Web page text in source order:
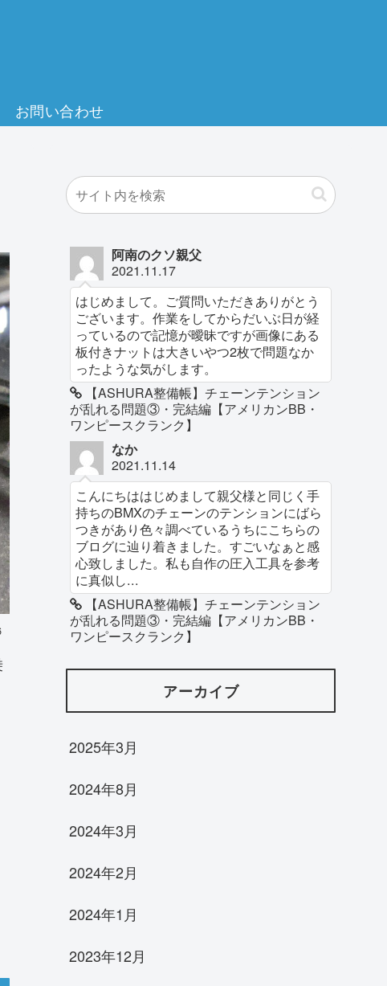
お問い合わせ
阿南のクソ親父
2021.11.17
はじめまして。ご質問いただきありがとう
ございます。作業をしてからだいぶ日が経
っているので記憶が曖昧ですが画像にある
板付きナットは大きいやつ2枚で問題なか
ったような気がします。
【ASHURA整備帳】チェーンテンション
が乱れる問題③・完結編【アメリカンBB・
ワンピースクランク】
なか
2021.11.14
こんにちははじめまして親父様と同じく手
持ちのBMXのチェーンのテンションにばら
つきがあり色々調べているうちにこちらの
ブログに辿り着きました。すごいなぁと感
心致しました。私も自作の圧入工具を参考
に真似し...
【ASHURA整備帳】チェーンテンション
が乱れる問題③・完結編【アメリカンBB・
ワンピースクランク】
アーカイブ
2025年3月
2024年8月
2024年3月
2024年2月
2024年1月
2023年12月